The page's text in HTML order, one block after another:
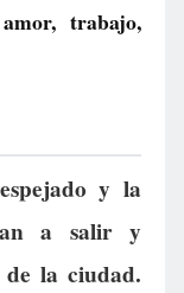
trabajo,
y la
a salir y
la ciudad.